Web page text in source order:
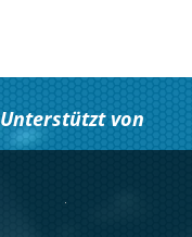
Unterstützt von